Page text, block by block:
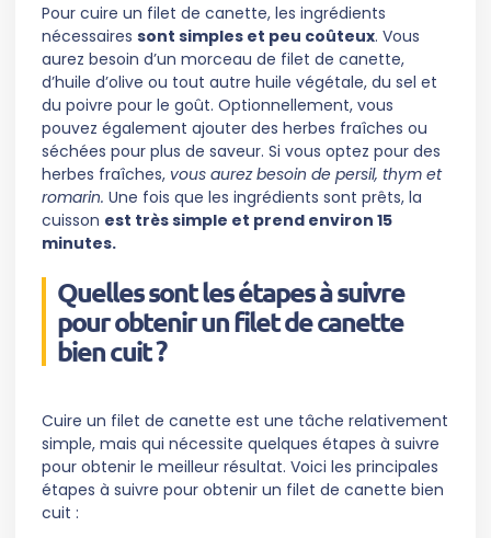
Pour cuire un filet de canette, les ingrédients
nécessaires sont simples et peu coûteux. Vous
aurez besoin d’un morceau de filet de canette,
d’huile d’olive ou tout autre huile végétale, du sel et
du poivre pour le goût. Optionnellement, vous
pouvez également ajouter des herbes fraîches ou
séchées pour plus de saveur. Si vous optez pour des
herbes fraîches, vous aurez besoin de persil, thym et
romarin. Une fois que les ingrédients sont prêts, la
cuisson est très simple et prend environ 15
minutes.
Quelles sont les étapes à suivre
pour obtenir un filet de canette
bien cuit ?
Cuire un filet de canette est une tâche relativement
simple, mais qui nécessite quelques étapes à suivre
pour obtenir le meilleur résultat. Voici les principales
étapes à suivre pour obtenir un filet de canette bien
cuit :